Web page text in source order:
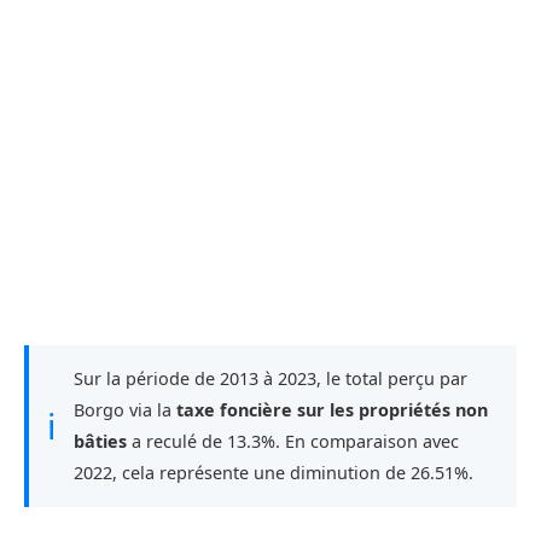
ℹ
Sur la période de 2013 à 2023, le total perçu par
Borgo via la taxe foncière sur les propriétés non
bâties a reculé de 13.3%. En comparaison avec
2022, cela représente une diminution de 26.51%.